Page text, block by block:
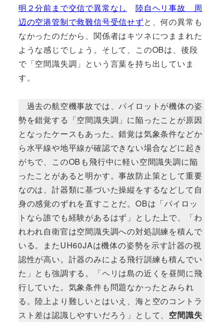
明２分前まで交信で異常なし
陸自ヘリ事故 周
辺の空港管制で救難信号受信せずと、何の異常も
なかったのだから、関係者はキツネにつままれた
ような感じでしょう。そして、このOBは、後段
で「空間識失調」という言葉を持ち出していま
す。
過去の航空機事故では、パイロットが機体の姿
勢を錯覚する「空間識失調」に陥ったことが原因
となったケースもあった。錯覚は気象条件などか
ら水平線や地平線が確認できない場合などに起き
がちで、このOBも飛行中に軽い空間識失調に陥
ったことがあると明かす。事故防止策として重要
なのは、計器類に基づいた操縦をするなどして自
身の感覚のずれを直すことだ。OBは「パイロッ
トなら誰でも経験があるはず」とした上で、「わ
れわれ自衛官は空間識失調への対処訓練を積んで
いる。またUH60JAは機体の姿勢を示す計器の視
認性が高い。計器のみによる飛行訓練も積んでい
た」とも強調する。「ヘリは島の近くを昼間に飛
行していた。気象条件も問題なかったとみられ
る。陸上より難しいとはいえ、海と空のコントラ
スト差は認識しやすいだろう」として、 空間識失